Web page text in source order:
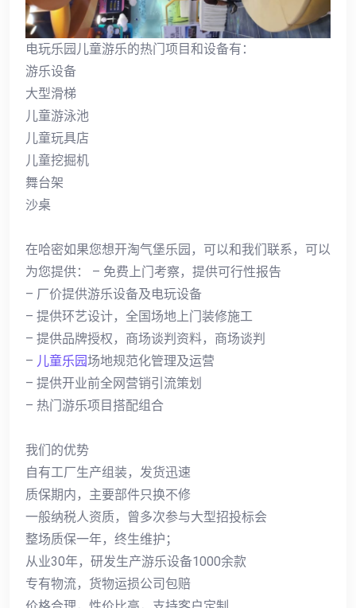
电玩乐园儿童游乐的热门项目和设备有：
游乐设备
大型滑梯
儿童游泳池
儿童玩具店
儿童挖掘机
舞台架
沙桌
在哈密如果您想开淘气堡乐园，可以和我们联系，可以
为您提供： – 免费上门考察，提供可行性报告
– 厂价提供游乐设备及电玩设备
– 提供环艺设计，全国场地上门装修施工
– 提供品牌授权，商场谈判资料，商场谈判
– 儿童乐园场地规范化管理及运营
– 提供开业前全网营销引流策划
– 热门游乐项目搭配组合
我们的优势
自有工厂生产组装，发货迅速
质保期内，主要部件只换不修
一般纳税人资质，曾多次参与大型招投标会
整场质保一年，终生维护；
从业30年，研发生产游乐设备1000余款
专有物流，货物运损公司包赔